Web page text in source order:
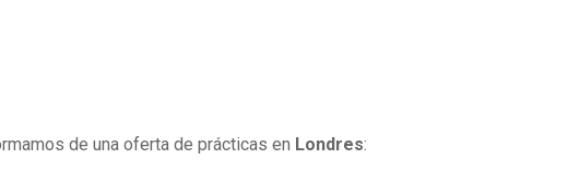
de una oferta de prácticas en Londres: